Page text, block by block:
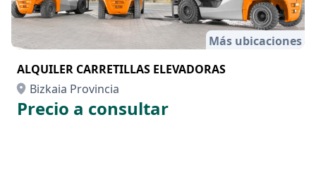
Más ubicaciones
ALQUILER CARRETILLAS ELEVADORAS
Bizkaia Provincia
Precio a consultar